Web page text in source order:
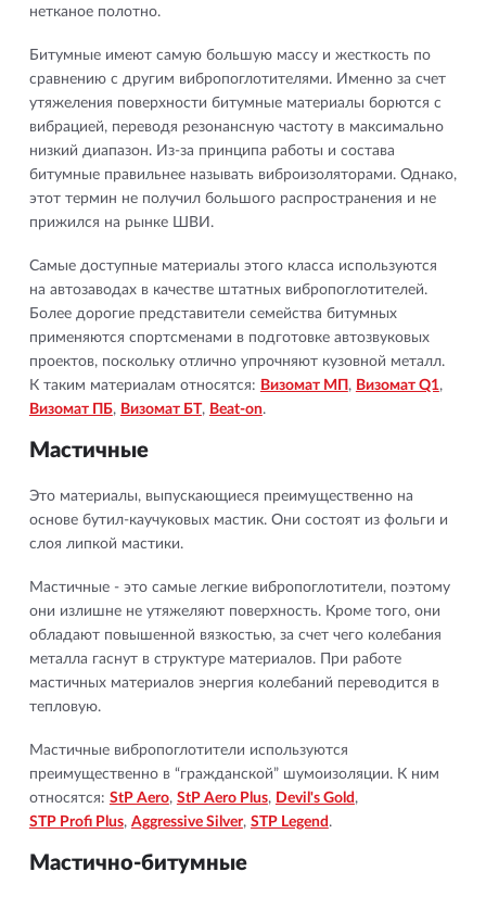
нетканое полотно.
Битумные имеют самую большую массу и жесткость по
сравнению с другим вибропоглотителями. Именно за счет
утяжеления поверхности битумные материалы борются с
вибрацией, переводя резонансную частоту в максимально
низкий диапазон. Из-за принципа работы и состава
битумные правильнее называть виброизоляторами. Однако,
этот термин не получил большого распространения и не
прижился на рынке ШВИ.
Самые доступные материалы этого класса используются
на автозаводах в качестве штатных вибропоглотителей.
Более дорогие представители семейства битумных
применяются спортсменами в подготовке автозвуковых
проектов, поскольку отлично упрочняют кузовной металл.
К таким материалам относятся: Визомат МП , Визомат Q1,
Визомат ПБ, Визомат БТ, Beat-on.
Мастичные
Это материалы, выпускающиеся преимущественно на
основе бутил-каучуковых мастик. Они состоят из фольги и
слоя липкой мастики.
Мастичные - это самые легкие вибропоглотители, поэтому
они излишне не утяжеляют поверхность. Кроме того, они
обладают повышенной вязкостью, за счет чего колебания
металла гаснут в структуре материалов. При работе
мастичных материалов энергия колебаний переводится в
тепловую.
Мастичные вибропоглотители используются
преимущественно в “гражданской” шумоизоляции. К ним
относятся: StP Aero, StP Aero Plus, Devil's Gold ,
STP Profi Plus, Aggressive Silver, STP Legend .
Мастично-битумные